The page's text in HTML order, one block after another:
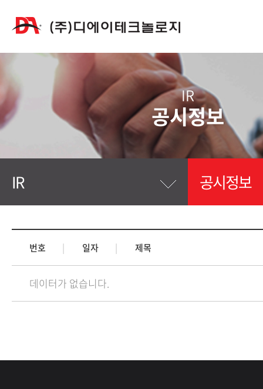
IR
공시정보
IR 공시정보
번호 | 일자 | 제목
데이터가 없습니다.